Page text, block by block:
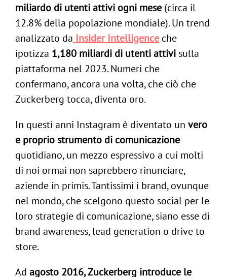
miliardo di utenti attivi ogni mese (circa il
12.8% della popolazione mondiale). Un trend
analizzato da Insider Intelligence che
ipotizza 1,180 miliardi di utenti attivi sulla
piattaforma nel 2023. Numeri che
confermano, ancora una volta, che ciò che
Zuckerberg tocca, diventa oro.
In questi anni Instagram è diventato un vero
e proprio strumento di comunicazione
quotidiano, un mezzo espressivo a cui molti
di noi ormai non saprebbero rinunciare,
aziende in primis. Tantissimi i brand, ovunque
nel mondo, che scelgono questo social per le
loro strategie di comunicazione, siano esse di
brand awareness, lead generation o drive to
store.
Ad agosto 2016, Zuckerberg introduce le